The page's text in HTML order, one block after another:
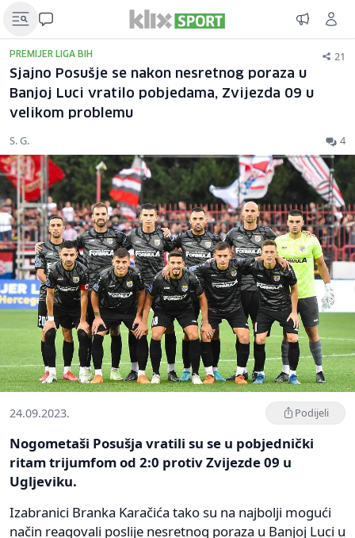
PREMIJER LIGA BIH 21
Sjajno Posušje se nakon nesretnog poraza u
Banjoj Luci vratilo pobjedama, Zvijezda 09 u
velikom problemu
S. G. 4
24.09.2023. Podijeli
Nogometaši Posušja vratili su se u pobjednički
ritam trijumfom od 2:0 protiv Zvijezde 09 u
Ugljeviku.
Izabranici Branka Karačića tako su na najbolji mogući
način reagovali poslije nesretnog poraza u Banjoj Luci u